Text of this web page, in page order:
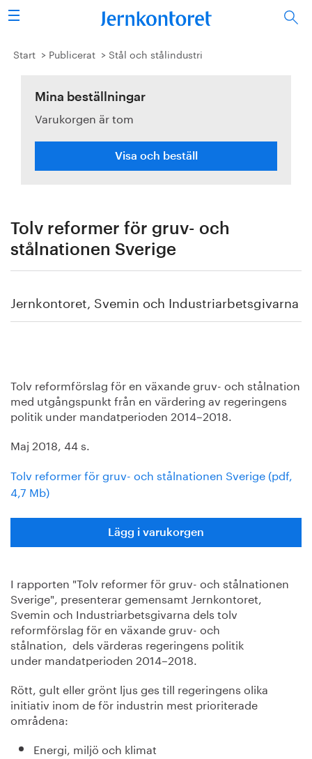
Sök
Stålindustrin
Vision 2050
Forskning/utbildning
Publicerat
Om oss
Start Publicerat Stål och stålindustri
Mina beställningar
Varukorgen är tom
Visa och beställ
Tolv reformer för gruv- och
stålnationen Sverige
Jernkontoret, Svemin och Industriarbetsgivarna
Tolv reformförslag för en växande gruv- och stålnation
med utgångspunkt från en värdering av regeringens
politik under mandatperioden 2014–2018.
Maj 2018, 44 s.
Tolv reformer för gruv- och stålnationen Sverige (pdf,
4,7 Mb)
Lägg i varukorgen
I rapporten "Tolv reformer för gruv- och stålnationen
Sverige", presenterar gemensamt Jernkontoret,
Svemin och Industriarbetsgivarna dels tolv
reformförslag för en växande gruv- och
stålnation, dels värderas regeringens politik
under mandatperioden 2014–2018
Rött, gult eller grönt ljus ges till regeringens olika
initiativ inom de för industrin mest prioriterade
områdena:
Energi, miljö och klimat